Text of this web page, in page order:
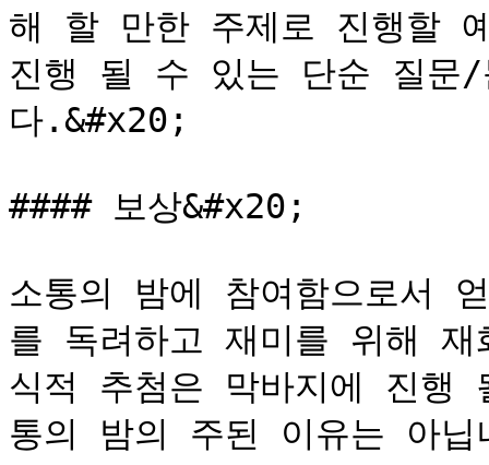
해 할 만한 주제로 진행할
진행 될 수 있는 단순 질문/
다.&#x20;
#### 보상&#x20;
소통의 밤에 참여함으로서
를 독려하고 재미를 위해
식적 추첨은 막바지에 진